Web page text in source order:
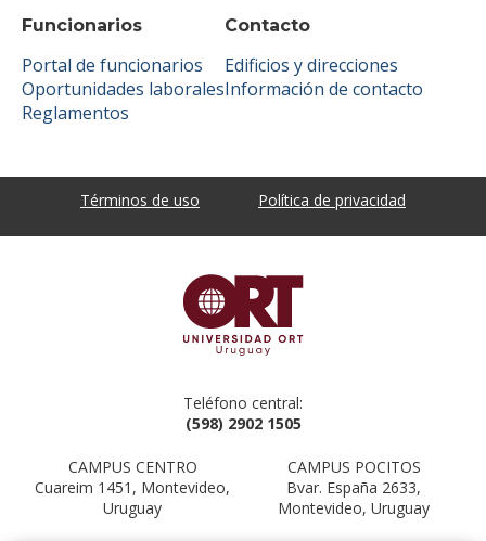
Funcionarios
Portal de funcionarios
Oportunidades laborales
Reglamentos
Contacto
Edificios y direcciones
Información de contacto
Términos de uso Política de privacidad
Teléfono central:
(598) 2902 1505
CAMPUS CENTRO
Cuareim 1451, Montevideo,
Uruguay
CAMPUS POCITOS
Bvar. España 2633,
Montevideo, Uruguay